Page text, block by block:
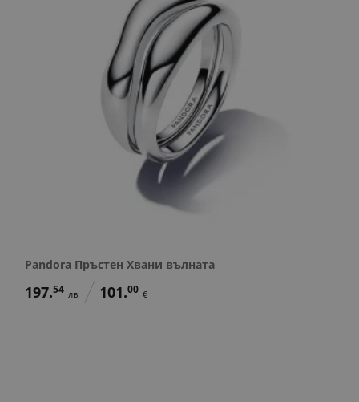
Pandora Пръстен Хвани вълната
197.54 лв. 101.00 €